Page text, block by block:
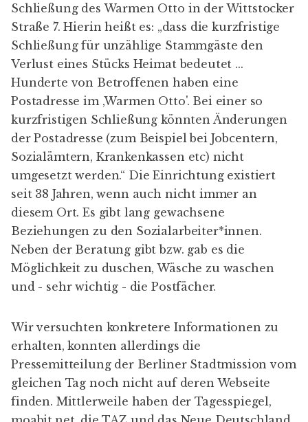
Schließung des Warmen Otto in der Wittstocker
Straße 7. Hierin heißt es: „dass die kurzfristige
Schließung für unzählige Stammgäste den
Verlust eines Stücks Heimat bedeutet ...
Hunderte von Betroffenen haben eine
Postadresse im ,Warmen Otto'. Bei einer so
kurzfristigen Schließung könnten Änderungen
der Postadresse (zum Beispiel bei Jobcentern,
Sozialämtern, Krankenkassen etc) nicht
umgesetzt werden.“ Die Einrichtung existiert
seit 38 Jahren, wenn auch nicht immer an
diesem Ort. Es gibt lang gewachsene
Beziehungen zu den Sozialarbeiter*innen.
Neben der Beratung gibt bzw. gab es die
Möglichkeit zu duschen, Wäsche zu waschen
und - sehr wichtig - die Postfächer.
Wir versuchten konkretere Informationen zu
erhalten, konnten allerdings die
Pressemitteilung der Berliner Stadtmission vom
gleichen Tag noch nicht auf deren Webseite
finden. Mittlerweile haben derTagesspiegel,